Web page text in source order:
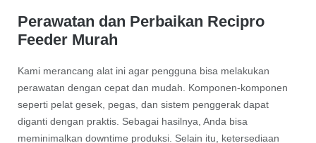
Perawatan dan Perbaikan Recipro
Feeder Murah
Kami merancang alat ini agar pengguna bisa melakukan
perawatan dengan cepat dan mudah. Komponen-komponen
seperti pelat gesek, pegas, dan sistem penggerak dapat
diganti dengan praktis. Sebagai hasilnya, Anda bisa
meminimalkan downtime produksi. Selain itu, ketersediaan